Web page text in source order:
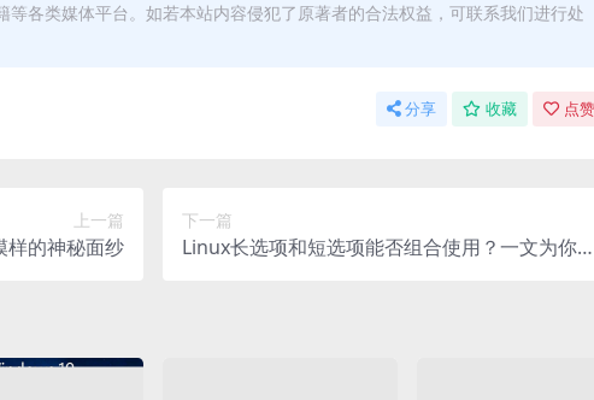
各类媒体平台。如若本站内容侵犯了原著者的合法权益，可联系我们进行处
分享 收藏 点
上一篇
样的神秘面纱
下一篇
Linux长选项和短选项能否组合使用？一文为你揭